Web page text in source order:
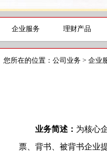
企业服务 理财产品
您所在的位置： 公司业务 > 企业
业务简述： 为核心
票、背书、被背书企业